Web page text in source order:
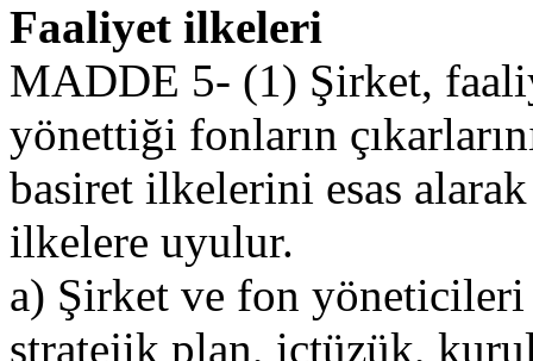
Faaliyet ilkeleri
MADDE 5- (1) Şirket,
yönettiği fonların
basiret ilkelerini esas
ilkelere uyulur.
a) Şirket ve fon yöneticileri
stratejik plan, içtüzük,